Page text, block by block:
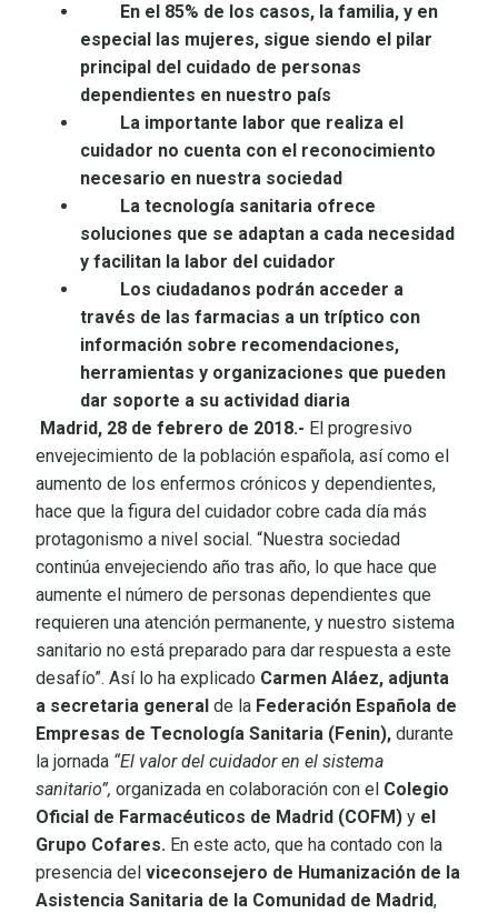
En el 85% de los casos, la familia, y en
especial las mujeres, sigue siendo el pilar
principal del cuidado de personas
dependientes en nuestro país
La importante labor que realiza el
cuidador no cuenta con el reconocimiento
necesario en nuestra sociedad
La tecnología sanitaria ofrece
soluciones que se adaptan a cada necesidad
y facilitan la labor del cuidador
Los ciudadanos podrán acceder a
través de las farmacias a un tríptico con
información sobre recomendaciones,
herramientas y organizaciones que pueden
dar soporte a su actividad diaria
Madrid, 28 de febrero de 2018.- El progresivo
envejecimiento de la población española, así como el
aumento de los enfermos crónicos y dependientes,
hace que la figura del cuidador cobre cada día más
protagonismo a nivel social. “Nuestra sociedad
continúa envejeciendo año tras año, lo que hace que
aumente el número de personas dependientes que
requieren una atención permanente, y nuestro sistema
sanitario no está preparado para dar respuesta a este
desafío”. Así lo ha explicado Carmen Aláez, adjunta
a secretaria general de la Federación Española de
Empresas de Tecnología Sanitaria (Fenin), durante
la jornada “El valor del cuidador en el sistema
sanitario”, organizada en colaboración con el Colegio
Oficial de Farmacéuticos de Madrid (COFM) y el
Grupo Cofares. En este acto, que ha contado con la
presencia del viceconsejero de Humanización de la
Asistencia Sanitaria de la Comunidad de Madrid,